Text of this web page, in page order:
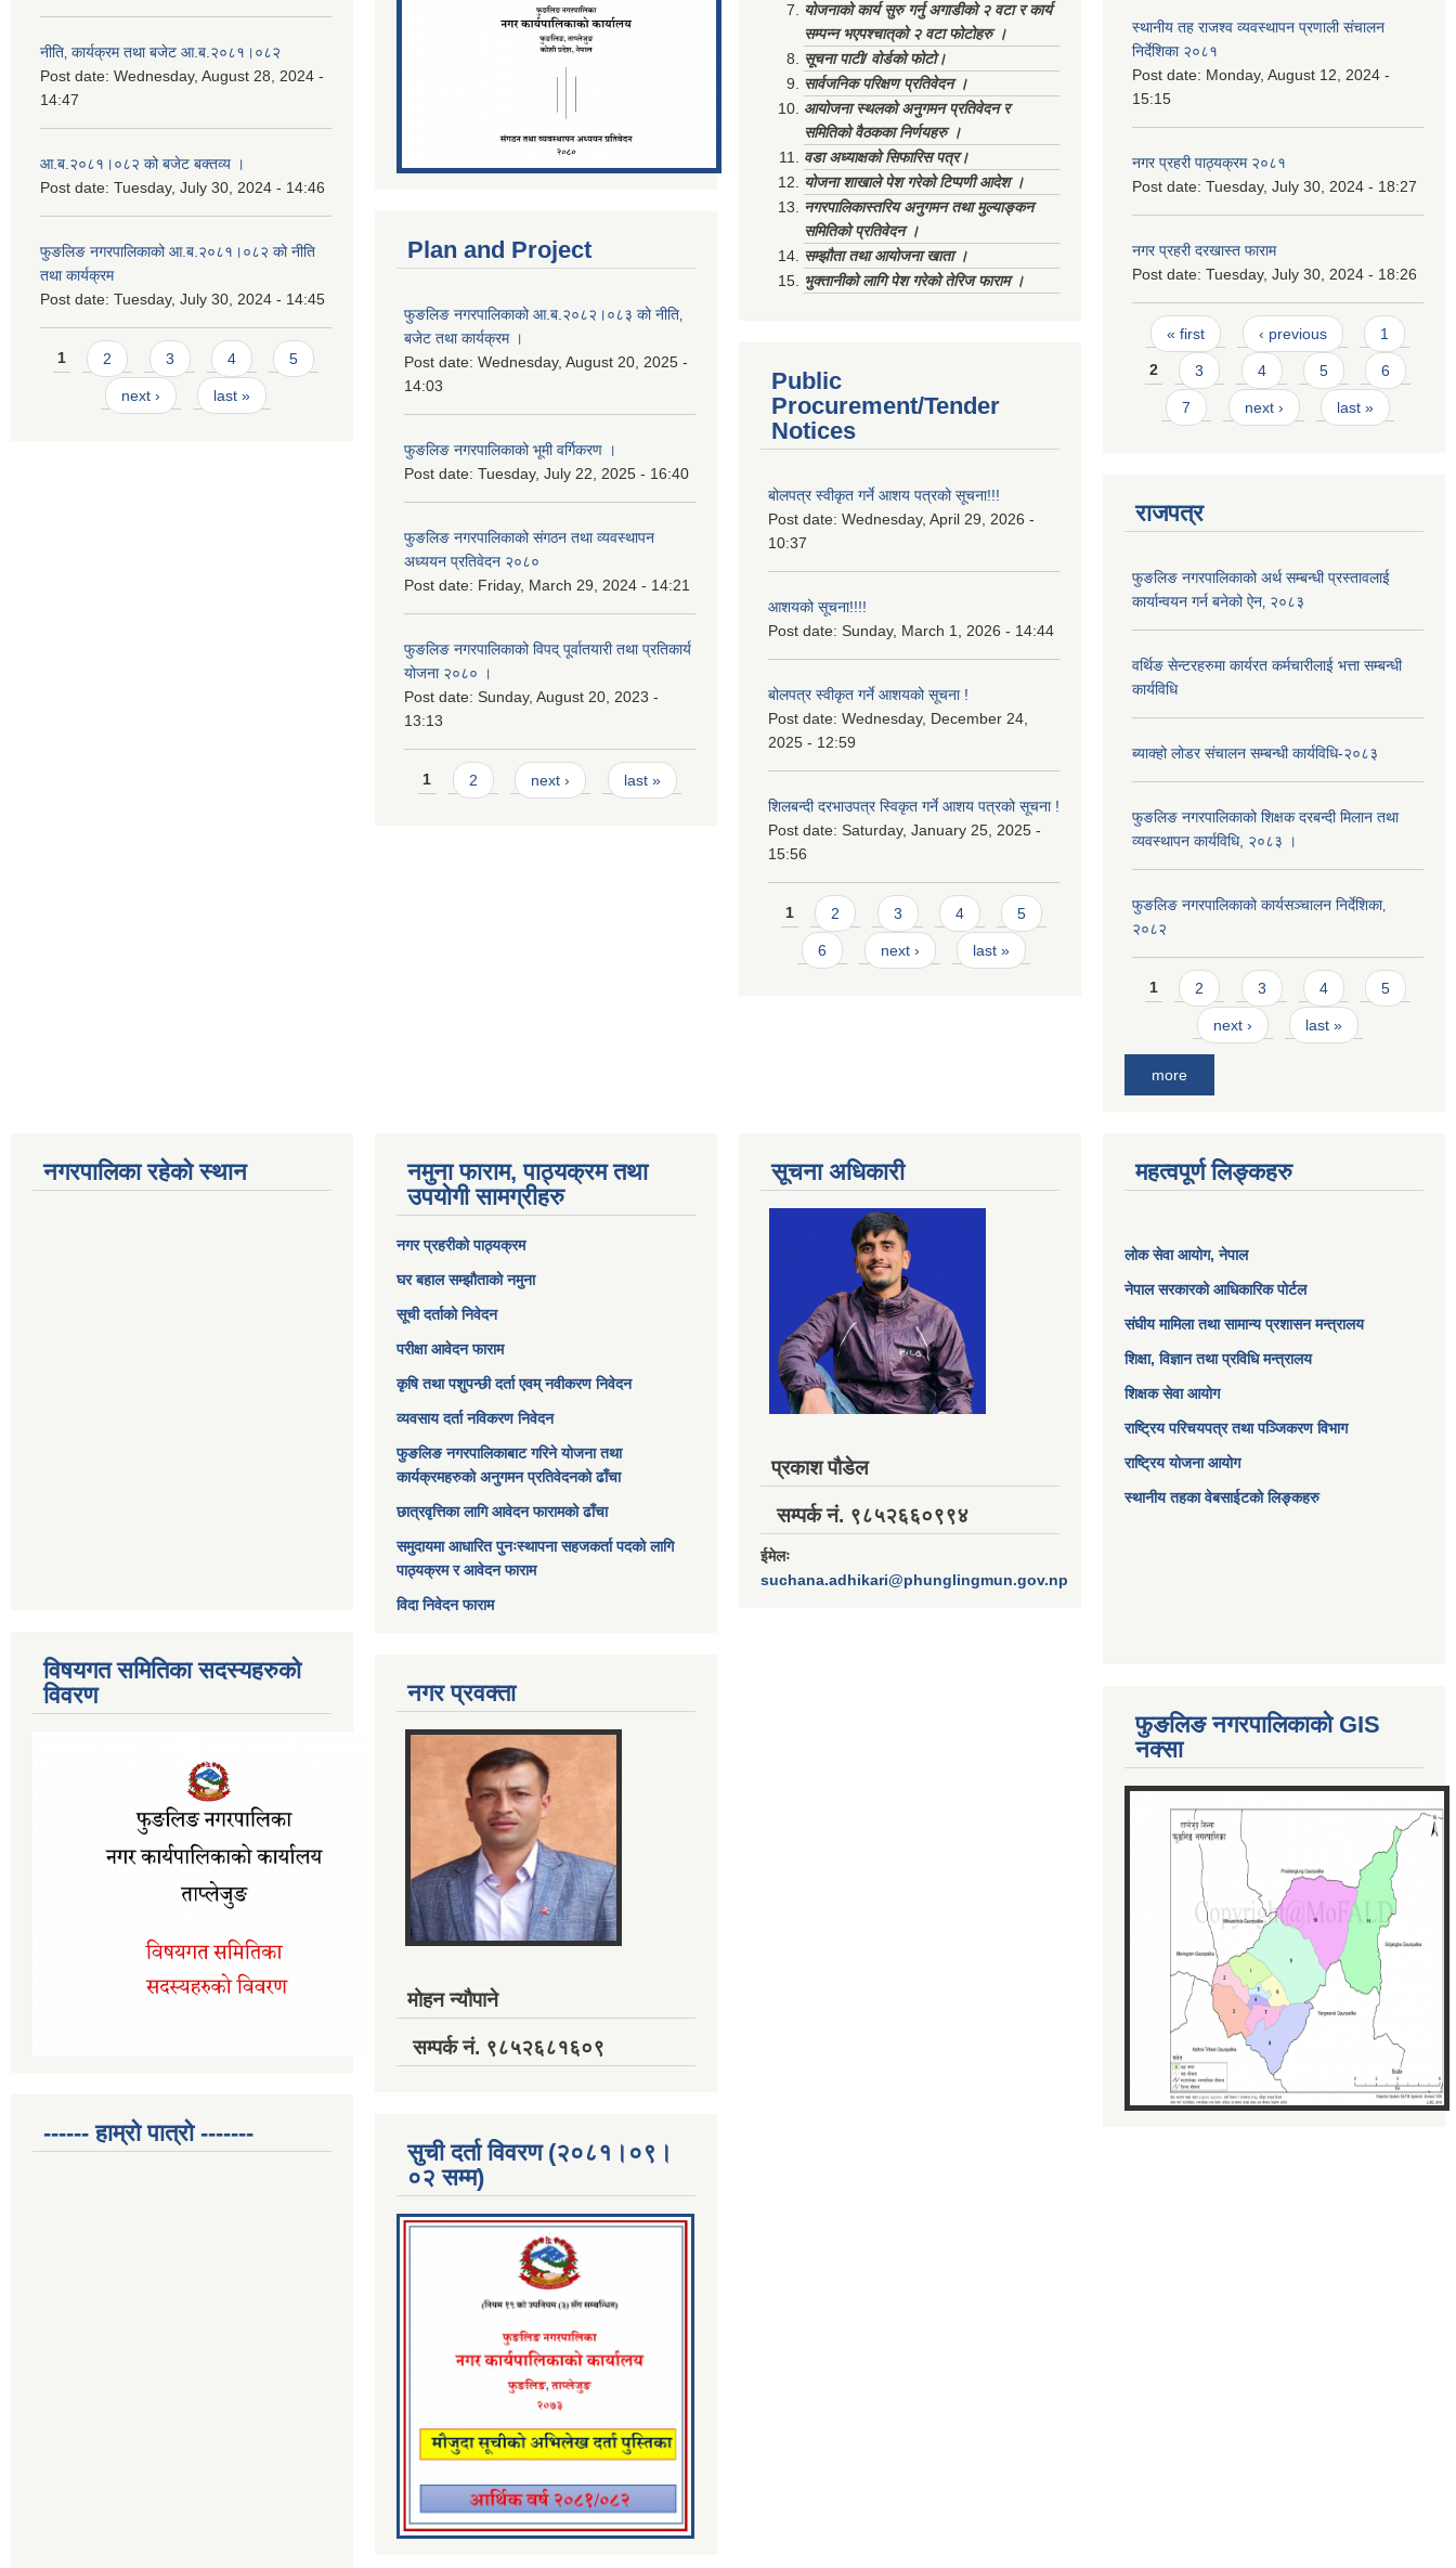
नीति‚ कार्यक्रम तथा बजेट आ.ब.२०८१।०८२
Post date: Wednesday, August 28, 2024 -
14:47
आ.ब.२०८१।०८२ को बजेट बक्तव्य ।
Post date: Tuesday, July 30, 2024 - 14:46
फुङलिङ नगरपालिकाको आ.ब.२०८१।०८२ को नीति
तथा कार्यक्रम
Post date: Tuesday, July 30, 2024 - 14:45
Pages
1 2 3 4 5
next › last »
Plan and Project
फुङलिङ नगरपालिकाको आ.ब.२०८२।०८३ को नीति‚
बजेट तथा कार्यक्रम ।
Post date: Wednesday, August 20, 2025 -
14:03
फुङलिङ नगरपालिकाको भूमी वर्गिकरण ।
Post date: Tuesday, July 22, 2025 - 16:40
फुङलिङ नगरपालिकाको संगठन तथा व्यवस्थापन
अध्ययन प्रतिवेदन २०८०
Post date: Friday, March 29, 2024 - 14:21
फुङलिङ नगरपालिकाको विपद् पूर्वातयारी तथा प्रतिकार्य
योजना २०८० ।
Post date: Sunday, August 20, 2023 -
13:13
Pages
1 2 next › last »
योजनाको कार्य सुरु गर्नु अगाडीको २ वटा र कार्य
सम्पन्न भएपश्चात्‌को २ वटा फोटोहरु ।
सूचना पाटी/ वोर्डको फोटो।
सार्वजनिक परिक्षण प्रतिवेदन ।
आयोजना स्थलको अनुगमन प्रतिवेदन र
समितिको वैठकका निर्णयहरु ।
वडा अध्याक्षको सिफारिस पत्र।
योजना शाखाले पेश गरेको टिप्पणी आदेश ।
नगरपालिकास्तरिय अनुगमन तथा मुल्याङ्कन
समितिको प्रतिवेदन ।
सम्झौता तथा आयोजना खाता ।
भुक्तानीको लागि पेश गरेको तेरिज फाराम ।
Public
Procurement/Tender
Notices
बोलपत्र स्वीकृत गर्ने आशय पत्रको सूचना!!!
Post date: Wednesday, April 29, 2026 -
10:37
आशयको सूचना!!!!
Post date: Sunday, March 1, 2026 - 14:44
बोलपत्र स्वीकृत गर्ने आशयको सूचना !
Post date: Wednesday, December 24,
2025 - 12:59
शिलबन्दी दरभाउपत्र स्विकृत गर्ने आशय पत्रको सूचना !
Post date: Saturday, January 25, 2025 -
15:56
Pages
1 2 3 4 5
6 next › last »
स्थानीय तह राजश्व व्यवस्थापन प्रणाली संचालन
निर्देशिका २०८१
Post date: Monday, August 12, 2024 -
15:15
नगर प्रहरी पाठ्यक्रम २०८१
Post date: Tuesday, July 30, 2024 - 18:27
नगर प्रहरी दरखास्त फाराम
Post date: Tuesday, July 30, 2024 - 18:26
Pages
« first ‹ previous 1
2 3 4 5 6
7 next › last »
राजपत्र
फुङलिङ नगरपालिकाको अर्थ सम्बन्धी प्रस्तावलाई
कार्यान्वयन गर्न बनेको ऐन‚ २०८३
वर्थिङ सेन्टरहरुमा कार्यरत कर्मचारीलाई भत्ता सम्बन्धी
कार्यविधि
ब्याक्हो लोडर संचालन सम्बन्धी कार्यविधि-२०८३
फुङलिङ नगरपालिकाको शिक्षक दरबन्दी मिलान तथा
व्यवस्थापन कार्यविधि, २०८३ ।
फुङलिङ नगरपालिकाको कार्यसञ्चालन निर्देशिका‚
२०८२
Pages
1 2 3 4 5
next › last »
more
नगरपालिका रहेको स्थान
विषयगत समितिका सदस्यहरुको
विवरण
------ हाम्रो पात्रो -------
नमुना फाराम, पाठ्यक्रम तथा
उपयोगी सामग्रीहरु
नगर प्रहरीको पाठ्यक्रम
घर बहाल सम्झौताको नमुना
सूची दर्ताको निवेदन
परीक्षा आवेदन फाराम
कृषि तथा पशुपन्छी दर्ता एवम् नवीकरण निवेदन
व्यवसाय दर्ता नविकरण निवेदन
फुङलिङ नगरपालिकाबाट गरिने योजना तथा
कार्यक्रमहरुको अनुगमन प्रतिवेदनको ढाँचा
छात्रवृत्तिका लागि आवेदन फारामको ढाँचा
समुदायमा आधारित पुनःस्थापना सहजकर्ता पदको लागि
पाठ्यक्रम र आवेदन फाराम
विदा निवेदन फाराम
नगर प्रवक्ता
मोहन न्यौपाने
सम्पर्क नं. ९८५२६८१६०९
सुची दर्ता विवरण (२०८१।०९।
०२ सम्म)
सूचना अधिकारी
प्रकाश पौडेल
सम्पर्क नं. ९८५२६६०९९४
ईमेलः
suchana.adhikari@phunglingmun.gov.np
महत्वपूर्ण लिङ्कहरु
लोक सेवा आयोग, नेपाल
नेपाल सरकारको आधिकारिक पोर्टल
संघीय मामिला तथा सामान्य प्रशासन मन्त्रालय
शिक्षा, विज्ञान तथा प्रविधि मन्त्रालय
शिक्षक सेवा आयोग
राष्ट्रिय परिचयपत्र तथा पञ्जिकरण विभाग
राष्ट्रिय योजना आयोग
स्थानीय तहका वेबसाईटको लिङ्कहरु
फुङलिङ नगरपालिकाको GIS
नक्सा